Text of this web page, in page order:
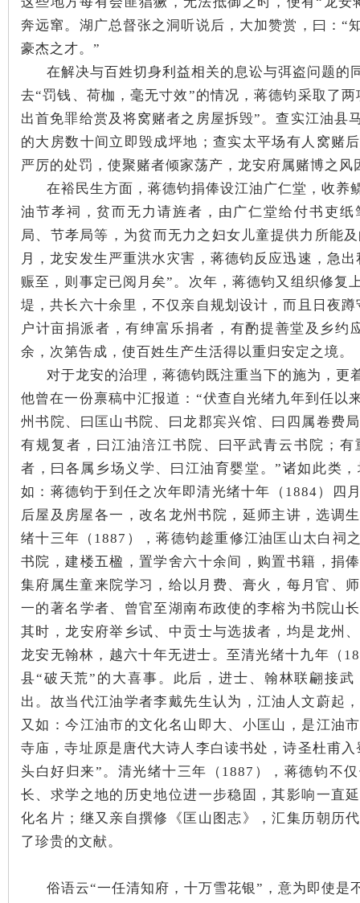
奔远窜。湖广总督张之洞听说后，大加赞赏，曰：“
豪杰之才。”
在解决与百姓切身利益相关的息讼与弭盗问题的
去“罚钱、荷枷，毫无寸效”的情况，蒋德钧采取了
出首免罪给赏及将窝赌者之房屋拆毁”。查实江油县
的大房数十间立即毁成坪地；查实太平场有人窝赌
严厉的处罚，使聚赌者倾家荡产，龙安府属赌博之风
在裕民生方面，蒋德钧捐俸设江油广仁堂，收养
油节孝祠，贫而无力请旌者，由广仁堂给付书吏
局、节孝局等，为贫而无力之妇女儿童提供力所能
月，龙安发生严重洪水灾害，蒋德钧反应迅速，急
赈至，则事定已阅月矣”。次年，蒋德钧又组织修复
堤，共长六十余里，不仅亲自规划设计，而且日夜
户计亩捐派者，有绅富乐捐者，有酌提善堂及乡约
余，次第告成，使百姓生产生活得以重归安定之境。
对于龙安的治理，蒋德钧既注重当下的施为，更
他曾在一份禀稿中汇报道：“伏查自光绪九年到任以
州书院、曰匡山书院、曰龙郡宾兴馆、曰四属卷费
有规复者，曰江油涪江书院、曰平武青云书院；
者，曰各属乡场义学、曰江油育婴堂。”诸如此类
如：蒋德钧于到任之次年即清光绪十年（1884）四
后屋及房屋各一，改名龙州书院，延师主讲，选调
绪十三年（1887），蒋德钧趁重修江油匡山太白祠
书院，建楼五楹，置学舍六十余间，购置书籍，捐
集府属生童来院学习，给以月费、膏火，每月官、
一的著名学者、曾官至湖南布政使的李榕为书院山
其时，龙安府举乡试、中贡士与选拔者，均是龙州
龙安无翰林，越六十年无进士。至清光绪十九年（
县“破天荒”的大喜事。此后，进士、翰林联翩接
出。故当代江油学者李戴先生认为，江油人文蔚起
又如：今江油市的文化名山即大、小匡山，是江油
寺庙，寺址原是唐代大诗人李白读书处，诗圣杜甫
头白好归来”。清光绪十三年（1887），蒋德钧不
长、求学之地的历史地位进一步稳固，其影响一直
化名片；继又亲自撰修《匡山图志》，汇集历朝历
了珍贵的文献。
俗语云“一任清知府，十万雪花银”，意为即使是